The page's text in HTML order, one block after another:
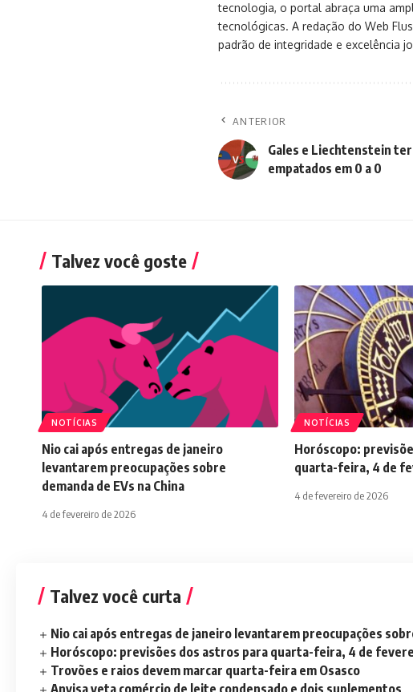
tecnologia, o portal abraça uma
tecnológicas. A redação do Web
padrão de integridade e excelência
ANTERIOR
Gales e Liechtenstein
empatados em 0 a 0
Talvez você goste
NOTÍCIAS
Nio cai após entregas de janeiro
levantarem preocupações sobre
demanda de EVs na China
4 de fevereiro de 2026
NOTÍCIAS
Horóscopo:
quarta-feira, 4 de
4 de fevereiro de 2026
Talvez você curta
Nio cai após entregas de janeiro levantarem preocupações
Horóscopo: previsões dos astros para quarta-feira, 4 de
Trovões e raios devem marcar quarta-feira em Osasco